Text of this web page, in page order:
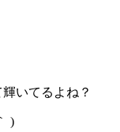
いてるよね？
)